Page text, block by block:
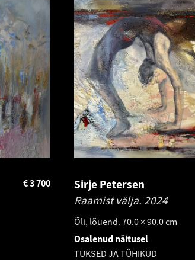
3 700
€
Sirje Petersen
Raamist välja. 2024
Õli, lõuend. 70.0 × 90.0 cm
Osalenud näitusel
TUKSED JA TÜHIKUD